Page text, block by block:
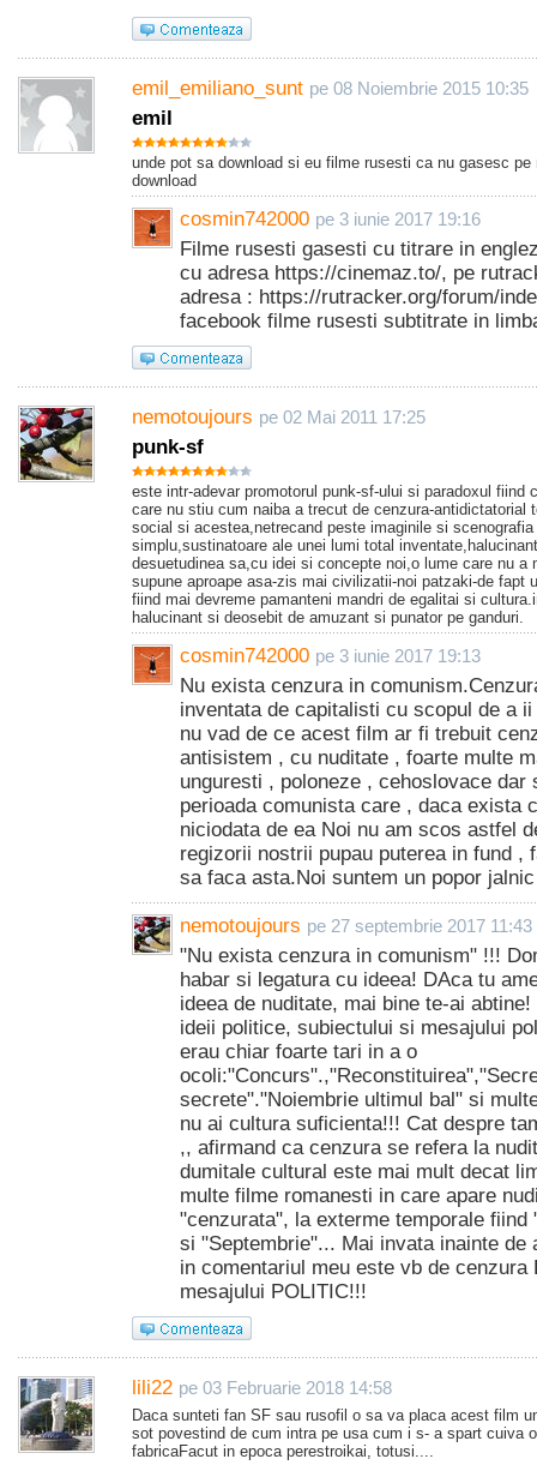
emil_emiliano_sunt pe 08 Noiembrie 2015 10:35
emil
unde pot sa download si eu filme rusesti ca nu gasesc pe
download
cosmin742000 pe 3 iunie 2017 19:16
Filme rusesti gasesti cu titrare in
cu adresa https://cinemaz.to/, pe
adresa : https://rutracker.org/forum/
facebook filme rusesti subtitrate in
nemotoujours pe 02 Mai 2011 17:25
punk-sf
este intr-adevar promotorul punk-sf-ului si paradoxul fiind
care nu stiu cum naiba a trecut de cenzura-antidictatorial
social si acestea,netrecand peste imaginile si
simplu,sustinatoare ale unei lumi total
desuetudinea sa,cu idei si concepte noi,o lume care nu a
supune aproape asa-zis mai civilizatii-noi patzaki-de fapt
fiind mai devreme pamanteni mandri de egalitai si
halucinant si deosebit de amuzant si punator pe ganduri.
cosmin742000 pe 3 iunie 2017 19:13
Nu exista cenzura in
inventata de capitalisti cu scopul de a
nu vad de ce acest film ar fi trebuit
antisistem , cu nuditate , foarte multe
unguresti , poloneze , cehoslovace
perioada comunista care , daca exista
niciodata de ea Noi nu am scos astfel
regizorii nostrii pupau puterea in fund ,
sa faca asta.Noi suntem un popor jalnic
nemotoujours pe 27 septembrie 2017 11:43
"Nu exista cenzura in comunism" !!!
habar si legatura cu ideea! DAca tu
ideea de nuditate, mai bine te-ai
ideii politice, subiectului si mesajului
erau chiar foarte tari in a o
secrete"."Noiembrie ultimul bal" si
nu ai cultura suficienta!!! Cat despre
,, afirmand ca cenzura se refera la
dumitale cultural este mai mult decat
multe filme romanesti in care apare
"cenzurata", la exterme temporale
si "Septembrie"... Mai invata inainte de
in comentariul meu este vb de cenzura
mesajului POLITIC!!!
lili22 pe 03 Februarie 2018 14:58
Daca sunteti fan SF sau rusofil o sa va placa acest film
sot povestind de cum intra pe usa cum i s- a spart cuiva
fabricaFacut in epoca perestroikai, totusi....